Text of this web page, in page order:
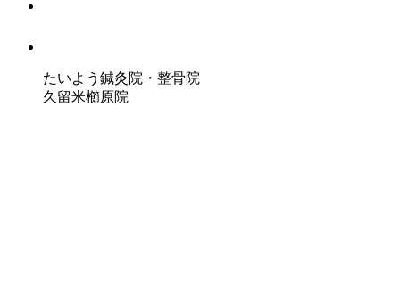
たいよう鍼灸院・整骨院
久留米櫛原院